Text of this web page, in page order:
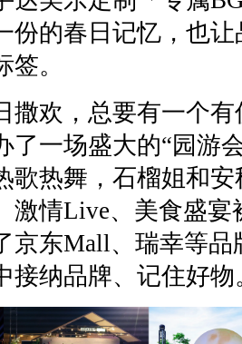
份的春日记忆，也
。
撒欢，总要有一个
了一场盛大的“园游
歌热舞，石榴姐和
激情Live、美食盛宴
京东Mall、瑞幸等
接纳品牌、记住好物